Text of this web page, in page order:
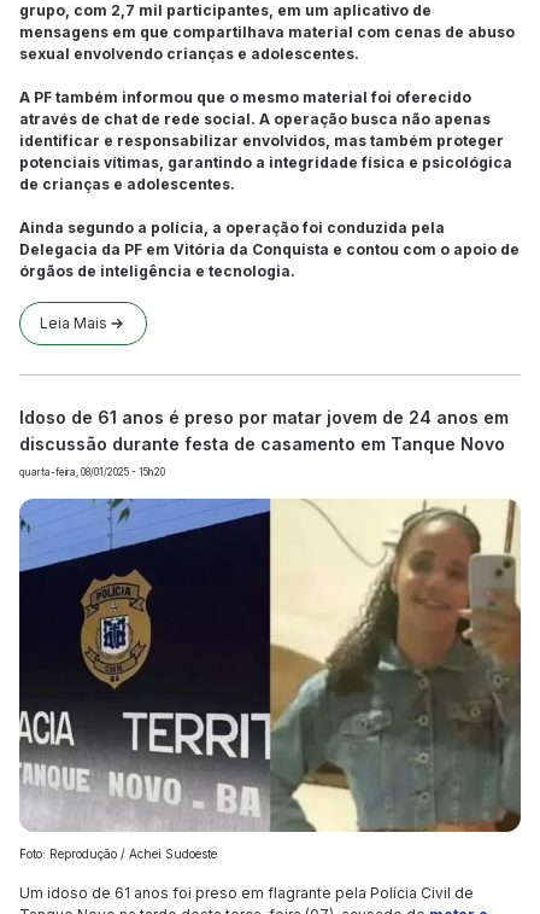
grupo, com 2,7 mil participantes, em um aplicativo de
mensagens em que compartilhava material com cenas de abuso
sexual envolvendo crianças e adolescentes.
A PF também informou que o mesmo material foi oferecido
através de chat de rede social. A operação busca não apenas
identificar e responsabilizar envolvidos, mas também proteger
potenciais vítimas, garantindo a integridade física e psicológica
de crianças e adolescentes.
Ainda segundo a polícia, a operação foi conduzida pela
Delegacia da PF em Vitória da Conquista e contou com o apoio de
órgãos de inteligência e tecnologia.
Leia Mais
Idoso de 61 anos é preso por matar jovem de 24 anos em
discussão durante festa de casamento em Tanque Novo
quarta-feira, 08/01/2025 - 15h20
Foto: Reprodução / Achei Sudoeste
Um idoso de 61 anos foi preso em flagrante pela Polícia Civil de